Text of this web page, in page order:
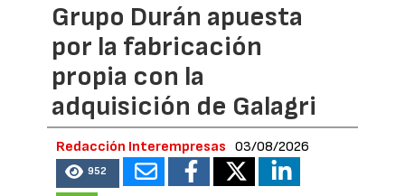
Grupo Durán apuesta
por la fabricación
propia con la
adquisición de Galagri
Redacción Interempresas 03/08/2026
952